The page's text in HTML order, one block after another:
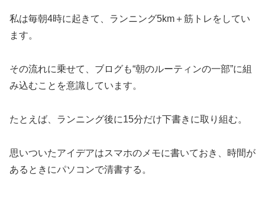
私は毎朝4時に起きて、ランニング5km＋筋トレをしてい
ます。
その流れに乗せて、ブログも“朝のルーティンの一部”に組
み込むことを意識しています。
たとえば、ランニング後に15分だけ下書きに取り組む。
思いついたアイデアはスマホのメモに書いておき、時間が
あるときにパソコンで清書する。